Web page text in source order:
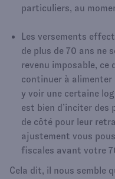
particuliers, au
Les versements
de plus de 70 ans ne
revenu imposable,
continuer à alimenter
y voir une certaine
est bien d’inciter des
de côté pour leur
ajustement vous
fiscales avant votre
Cela dit, il nous semble